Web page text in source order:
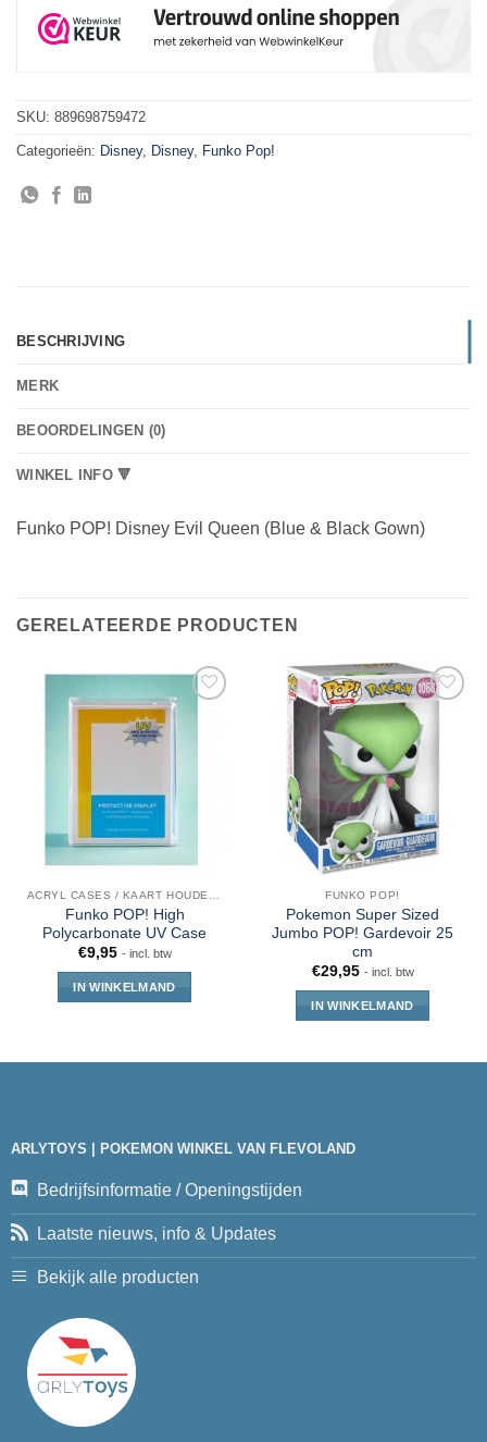
SKU: 889698759472
Categorieën: Disney, Disney, Funko Pop!
BESCHRIJVING
MERK
BEOORDELINGEN (0)
WINKEL INFO 🔻
Funko POP! Disney Evil Queen (Blue & Black Gown)
GERELATEERDE PRODUCTEN
Funko POP! High
Polycarbonate UV Case
€9,95 - incl. btw
IN WINKELMAND
FUNKO POP!
Pokemon Super Sized
Jumbo POP! Gardevoir 25
cm
€29,95 - incl. btw
IN WINKELMAND
ARLYTOYS | POKEMON WINKEL VAN FLEVOLAND
Bedrijfsinformatie / Openingstijden
Laatste nieuws, info & Updates
Bekijk alle producten